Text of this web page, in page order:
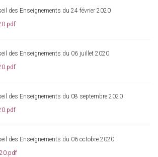
des Enseignements du 24 février 2020
des Enseignements du 06 juillet 2020
des Enseignements du 08 septembre 2020
des Enseignements du 06 octobre 2020